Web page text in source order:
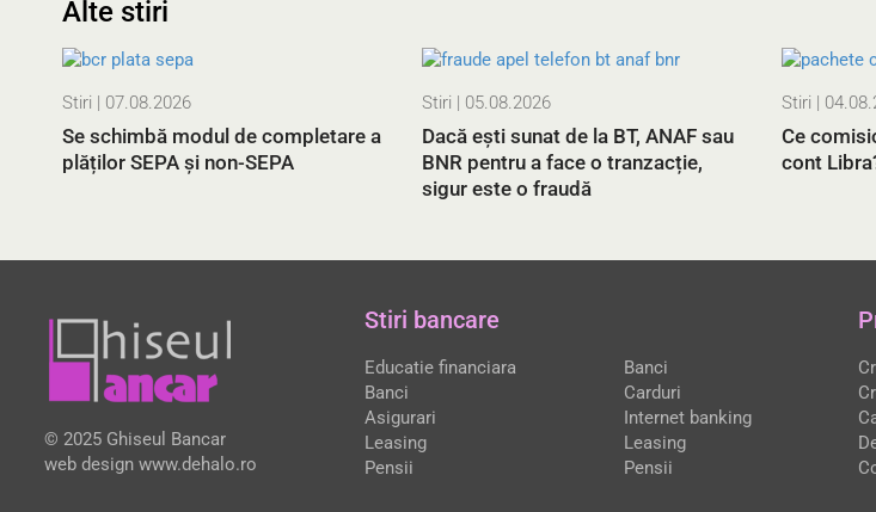
Alte stiri
Stiri | 07.08.2026
Se schimbă modul de completare a
plăților SEPA și non-SEPA
Stiri | 05.08.2026
Dacă ești sunat de la BT, ANAF sau
BNR pentru a face o tranzacție,
sigur este o fraudă
Stiri |
Ce
cont
© 2025 Ghiseul Bancar
web design www.dehalo.ro
Stiri bancare
Educatie financiara
Banci
Asigurari
Leasing
Pensii
Banci
Carduri
Internet banking
Leasing
Pensii